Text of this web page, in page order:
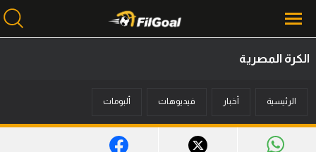
أخبار
الكرة المصرية
الرئيسية أخبار فيديوهات ألبومات